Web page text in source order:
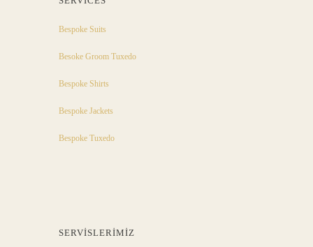
Bespoke Suits
Besoke Groom Tuxedo
Bespoke Shirts
Bespoke Jackets
Bespoke Tuxedo
SERVISLERIMIZ